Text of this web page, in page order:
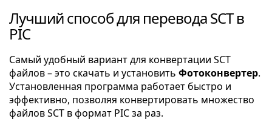
Лучший способ для перевода SCT в
PIC
Самый удобный вариант для конвертации SCT
файлов – это скачать и установить Фотоконвертер.
Установленная программа работает быстро и
эффективно, позволяя конвертировать множество
файлов SCT в формат PIC за раз.